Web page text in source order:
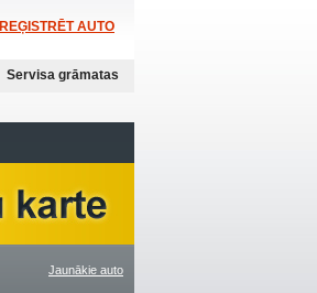
REĢISTRĒT AUTO
Servisa grāmatas
Jaunākie auto